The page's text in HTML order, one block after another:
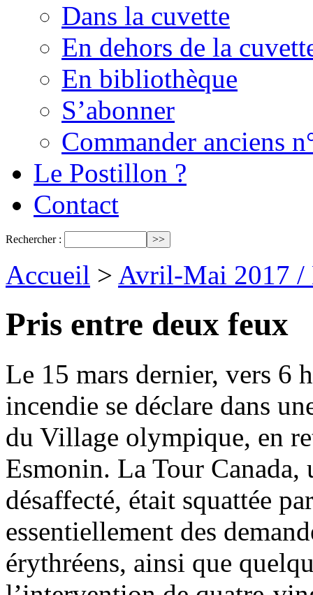
Dans la cuvette
En dehors de la
En bibliothèque
S’abonner
Commander anciens
Le Postillon ?
Contact
Rechercher :
Accueil > Avril-Mai 2017 /
Pris entre deux feux
Le 15 mars dernier, vers 6
incendie se déclare dans
du Village olympique, en
Esmonin. La Tour Canada,
désaffecté, était squattée
essentiellement des
érythréens, ainsi que